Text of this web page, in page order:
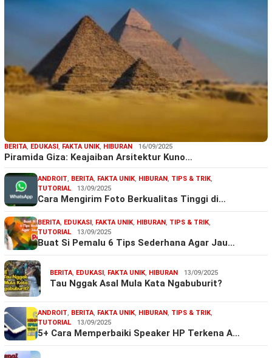
BERITA, EDUKASI, FAKTA UNIK, HIBURAN 16/09/2025
Piramida Giza: Keajaiban Arsitektur Kuno…
ANDROIT, BERITA, FAKTA UNIK, HIBURAN, TIPS & TRIK,
TUTORIAL
13/09/2025
Cara Mengirim Foto Berkualitas Tinggi di…
BERITA, EDUKASI, FAKTA UNIK, HIBURAN, TIPS & TRIK,
TUTORIAL
13/09/2025
Buat Si Pemalu 6 Tips Sederhana Agar Jau…
BERITA, EDUKASI, FAKTA UNIK, HIBURAN 13/09/2025
Tau Nggak Asal Mula Kata Ngabuburit?
ANDROIT, BERITA, FAKTA UNIK, HIBURAN, TIPS & TRIK,
TUTORIAL
13/09/2025
5+ Cara Memperbaiki Speaker HP Terkena A…